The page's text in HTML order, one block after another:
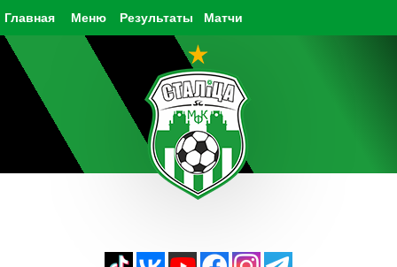
Главная Результаты Матчи
Меню